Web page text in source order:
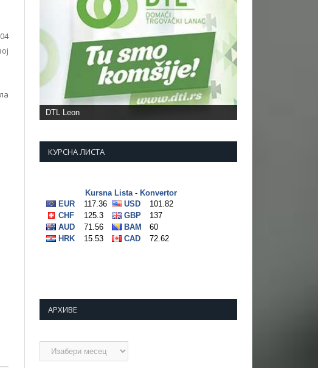
DTL Leon
КУРСНА ЛИСТА
АРХИВЕ
Архиве